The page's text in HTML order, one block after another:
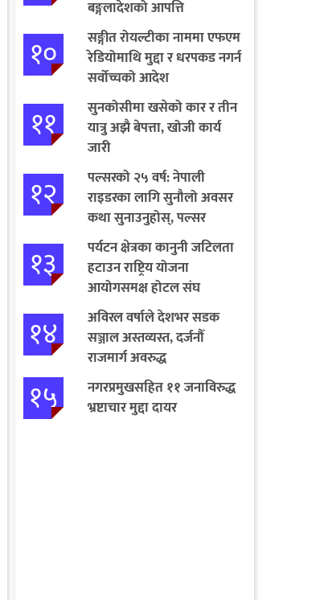
बङ्गलादेशको आपत्ति
१०
सङ्गीत रोयल्टीका नाममा एफएम
रेडियोमाथि मुद्दा र धरपकड नगर्न
सर्वोच्चको आदेश
११
सुनकोसीमा खसेको कार र तीन
यात्रु अझै बेपत्ता, खोजी कार्य
जारी
१२
पल्सरको २५ वर्ष: नेपाली
राइडरका लागि सुनौलो अवसर
कथा सुनाउनुहोस्, पल्सर
जित्नुहोस्
१३
पर्यटन क्षेत्रका कानुनी जटिलता
हटाउन राष्ट्रिय योजना
आयोगसमक्ष होटल संघ
बागमतीका पाँचबुँदे माग
१४
अविरल वर्षाले देशभर सडक
सञ्जाल अस्तव्यस्त, दर्जनौँ
राजमार्ग अवरुद्ध
१५
नगरप्रमुखसहित ११ जनाविरुद्ध
भ्रष्टाचार मुद्दा दायर